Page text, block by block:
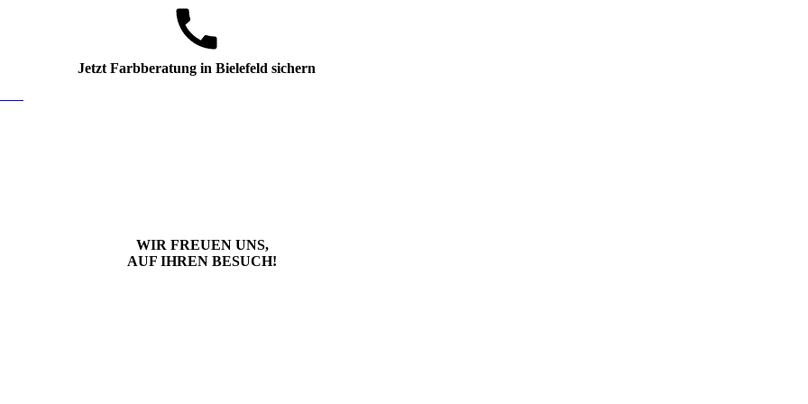
Jetzt Farbberatung in Bielefeld sichern
WIR FREUEN UNS,
AUF IHREN BESUCH!